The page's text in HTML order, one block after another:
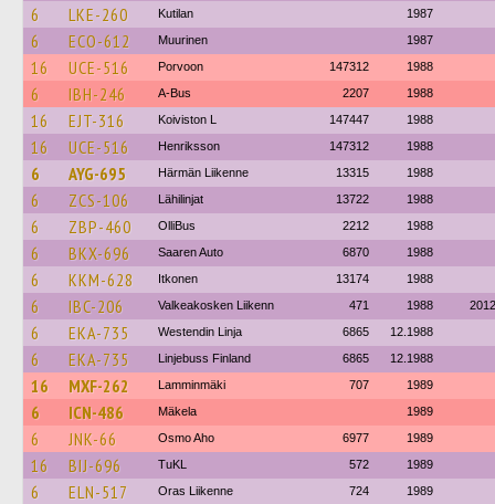
6 LKE-260 Kutilan 1987
6 ECO-612 Muurinen 1987
16 UCE-516 Porvoon 147312 1988
6 IBH-246 A-Bus 2207 1988
16 EJT-316 Koiviston L 147447 1988
16 UCE-516 Henriksson 147312 1988
6 AYG-695 Härmän Liikenne 13315 1988
6 ZCS-106 Lähilinjat 13722 1988
6 ZBP-460 OlliBus 2212 1988
6 BKX-696 Saaren Auto 6870 1988
6 KKM-628 Itkonen 13174 1988
6 IBC-206 Valkeakosken Liikenn 471 1988 2012
6 EKA-735 Westendin Linja 6865 12.1988
6 EKA-735 Linjebuss Finland 6865 12.1988
16 MXF-262 Lamminmäki 707 1989
6 ICN-486 Mäkela 1989
6 JNK-66 Osmo Aho 6977 1989
16 BIJ-696 TuKL 572 1989
6 ELN-517 Oras Liikenne 724 1989